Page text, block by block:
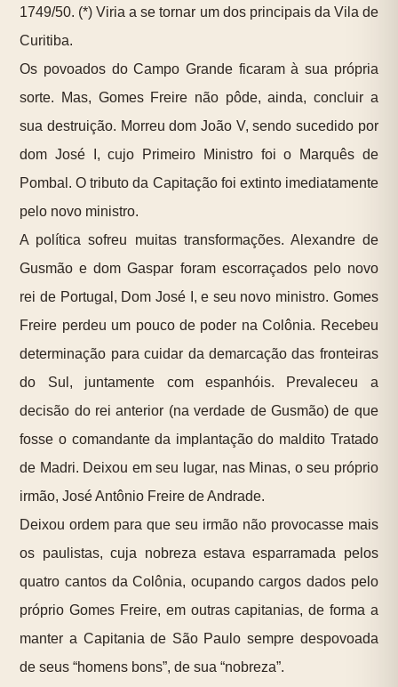
1749/50. (*) Viria a se tornar um dos principais da Vila de
Curitiba.
Os povoados do Campo Grande ficaram à sua própria
sorte. Mas, Gomes Freire não pôde, ainda, concluir a
sua destruição. Morreu dom João V, sendo sucedido por
dom José I, cujo Primeiro Ministro foi o Marquês de
Pombal. O tributo da Capitação foi extinto imediatamente
pelo novo ministro.
A política sofreu muitas transformações. Alexandre de
Gusmão e dom Gaspar foram escorraçados pelo novo
rei de Portugal, Dom José I, e seu novo ministro. Gomes
Freire perdeu um pouco de poder na Colônia. Recebeu
determinação para cuidar da demarcação das fronteiras
do Sul, juntamente com espanhóis. Prevaleceu a
decisão do rei anterior (na verdade de Gusmão) de que
fosse o comandante da implantação do maldito Tratado
de Madri. Deixou em seu lugar, nas Minas, o seu próprio
irmão, José Antônio Freire de Andrade.
Deixou ordem para que seu irmão não provocasse mais
os paulistas, cuja nobreza estava esparramada pelos
quatro cantos da Colônia, ocupando cargos dados pelo
próprio Gomes Freire, em outras capitanias, de forma a
manter a Capitania de São Paulo sempre despovoada
de seus “homens bons”, de sua “nobreza”.